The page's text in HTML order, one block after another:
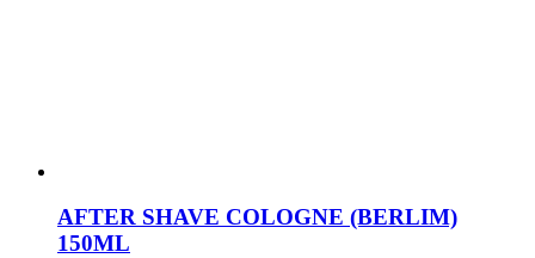
AFTER SHAVE COLOGNE (BERLIM)
150ML